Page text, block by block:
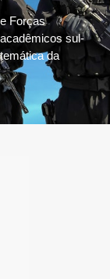
Forças
sul-
da